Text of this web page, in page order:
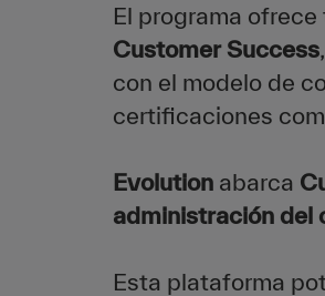
El programa
Customer Success
con el modelo de
certificaciones
Evolution abarca
administración del
Esta plataforma